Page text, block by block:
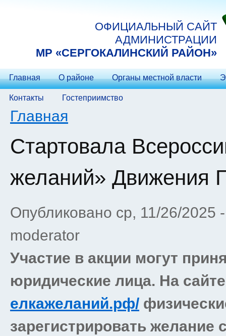
ОФИЦИАЛЬНЫЙ САЙТ
АДМИНИСТРАЦИИ
МP «СЕРГОКАЛИНСКИЙ РАЙОН»
Главная О районе Органы местной власти
Контакты Гостеприимство
Вы здесь
Главная
Стартовала
желаний» Движения
Опубликовано ср, 11/26/2025
moderator
Участие в акции могут
юридические лица. На
елкажеланий.рф/
зарегистрировать желание